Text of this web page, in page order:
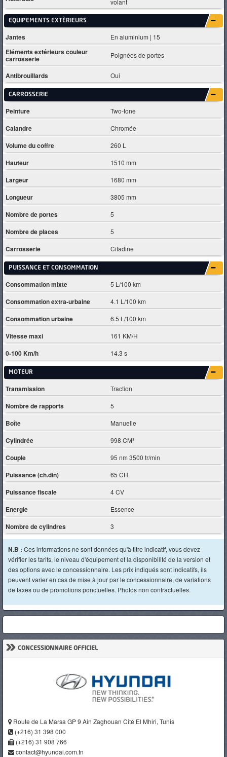
volant
EQUIPEMENTS EXTÈRIEURS
Jantes En aluminium | 15
Eléments extérieurs couleur
carrosserie Poignées de portes
Antibrouillards Oui
CARROSSERIE
Peinture Two-tone
Calandre Chromée
Volume du coffre 260 L
Hauteur 1510 mm
Largeur 1680 mm
Longueur 3805 mm
Nombre de portes 5
Nombre de places 5
Carrosserie Citadine
PUISSANCE ET CONSOMMATION
Consommation mixte 5 L/100 km
Consommation extra-urbaine 4.1 L/100 km
Consommation urbaine 6.5 L/100 km
Vitesse maxi 161 KM/H
0-100 Km/h 14.3 s
MOTEUR
Transmission Traction
Nombre de rapports 5
Boîte Manuelle
Cylindrée 998 CM³
Couple 95 nm 3500 tr/min
Puissance (ch.din) 65 CH
Puissance fiscale 4 CV
Energie Essence
Nombre de cylindres 3
N.B : Ces informations ne sont données qu'à titre indicatif, vous devez
vérifier les tarifs, le niveau d'équipement et la disponibilité de la version et
des options avec le concessionnaire. Les prix indiqués sont indicatifs, ils
peuvent varier en cas de mise à jour par le concessionnaire, de variations
de taxes ou de promotions ponctuelles. Photos non contractuelles.
» CONCESSIONNAIRE OFFICIEL
Route de La Marsa GP 9 Ain Zaghouan Cité El Mhiri, Tunis
(+216) 31 398 000
(+216) 31 908 766
contact@hyundai.com.tn